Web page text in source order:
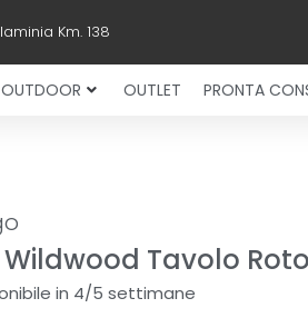
Km. 138
OUTDOOR OUTLET PRONTA
Wildwood Tavolo
in 4/5 settimane